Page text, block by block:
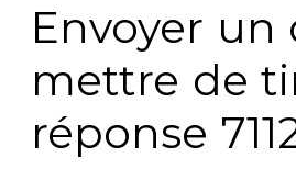
Envoyer
mettre de
réponse